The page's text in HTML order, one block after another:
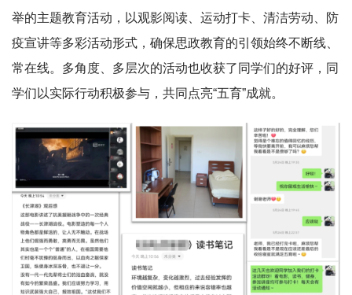
举的主题教育活动，以观影阅读、运动打卡、清洁劳动、防
疫宣讲等多彩活动形式，确保思政教育的引领始终不断线、
常在线。多角度、多层次的活动也收获了同学们的好评，同
学们以实际行动积极参与，共同点亮“五育”成就。